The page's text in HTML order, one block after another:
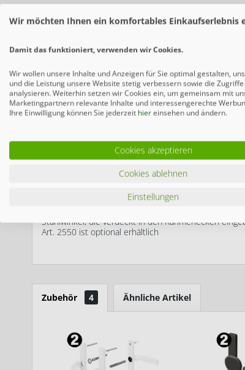
Produktinformationen "SYSTEM NEO
Beim robusten SYSTEM NEO PLATINUM Tor sind
Stahlwinkel, die verdeckt in den Rahmenecken
Art. 2550 ist optional erhältlich
Zubehör 4 Ähnliche Artikel
Wir möchten Ihnen ein komfortables Einkaufserlebnis
Damit das funktioniert, verwenden wir Cookies.
Wir wollen unsere Inhalte und Anzeigen für Sie optimal gestalten,
und die Leistung unsere Website stetig verbessern sowie die
analysieren. Weiterhin setzen wir Cookies ein, um gemeinsam mit
Marketingpartnern relevante Inhalte und interessengerechte
Ihre Einwilligung können Sie jederzeit hiereinsehen und ändern.
Cookies akzeptieren
Cookies ablehnen
Einstellungen